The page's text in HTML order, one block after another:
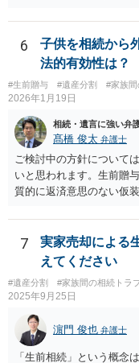
6
子供を相続から
法的有効性は？
#生前贈与 #遺産分割 #家族
2026年1月19日
相続・遺言に強い弁
髙橋 俊太 弁護士
ご検討中の方針について
いと思われます。生前贈
質的に返済意思のない仮
法として考えられるもの
産を信託口に移し、受託
・生存中はあなたの生活
体へ と使途を厳格に指定
与を大きく排除できます
に残し、余剰資金で受取
相続財産とは別枠で、遺
因贈与 「介護・見守り等
不履行なら無効にでき、
7
実家売却による
えてください
#遺産分割 #家族間の相続トラ
2025年9月25日
濵門 俊也 弁護士
「生前相続」という概念